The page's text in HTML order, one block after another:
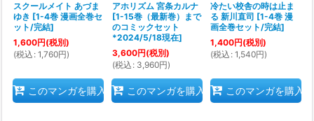
スクールメイト あづま
ゆき [1-4巻 漫画全巻セ
ット/完結]
1,600円(税別)
(税込 : 1,760円)
このマンガを購入
アホリズム 宮条カルナ
[1-15巻（最新巻）まで
のコミックセット
*2024/5/18現在]
3,600円(税別)
(税込 : 3,960円)
このマンガを購入
冷たい校舎の時は止ま
る 新川直司 [1-4巻 漫
画全巻セット/完結]
1,400円(税別)
(税込 : 1,540円)
このマンガを購入